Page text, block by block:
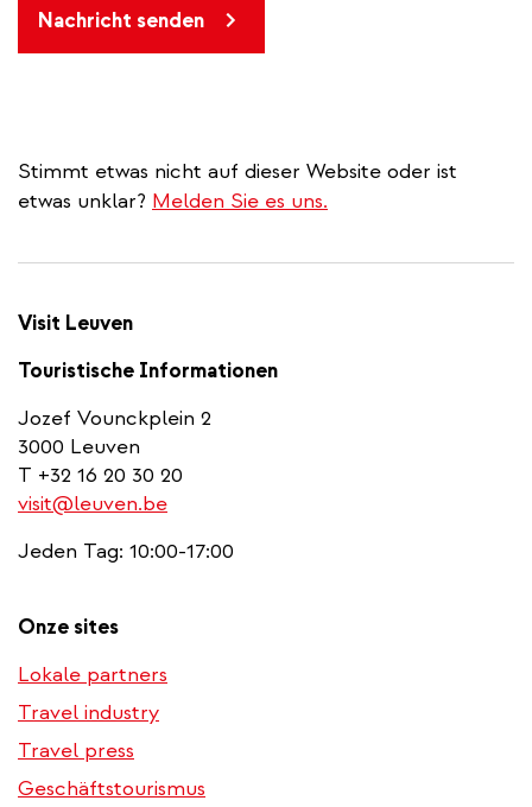
Nachricht senden
Stimmt etwas nicht auf dieser Website oder ist
etwas unklar? Melden Sie es uns.
Visit Leuven
Touristische Informationen
Jozef Vounckplein 2
3000 Leuven
T +32 16 20 30 20
visit@leuven.be
Jeden Tag: 10:00-17:00
Onze sites
Lokale partners
Travel industry
Travel press
Geschäftstourismus